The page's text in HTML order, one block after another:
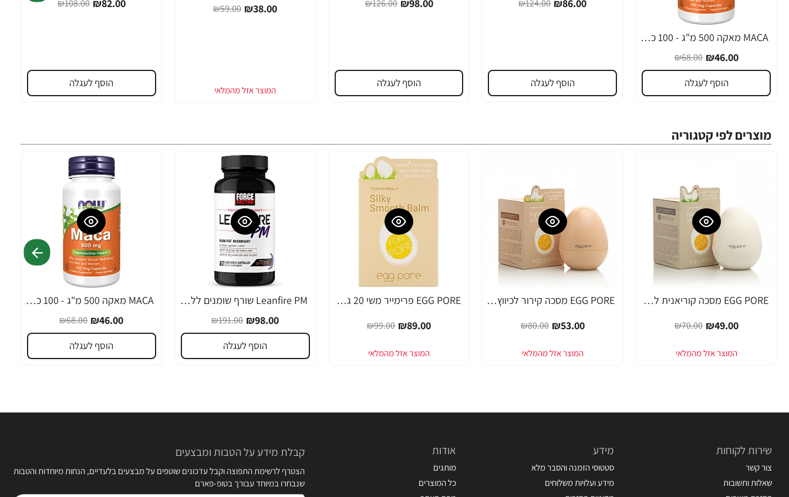
-32%
MACA מאקה 500 מ"ג - 100 כמוסות - מבית NOW FOODS
₪46.00
₪68.00
הוסף לעגלה
₪86.00
₪124.00
הוסף לעגלה
₪98.00
₪126.00
הוסף לעגלה
₪38.00
₪59.00
₪82.00
₪108.00
הוסף לעגלה
מוצרים לפי קטגוריה
-30%
EGG PORE מסכה קוריאנית לניקוי ראשים שחורים 30 גרם - מבית Tony Moly
₪49.00
₪70.00
-34%
EGG PORE מסכה קירור לכיווץ נקבוביות 30 גרם - מבית Tony Moly
₪53.00
₪80.00
-10%
EGG PORE פרימייר משי 20 גרם - מבית Tony Moly
₪89.00
₪99.00
-49%
Leanfire PM שורף שומנים ללילה 60 כמוסות צמחיות - מבית Force Factor
₪98.00
₪191.00
הוסף לעגלה
-32%
MACA מאקה 500 מ"ג - 100 כמוסות - מבית NOW FOODS
₪46.00
₪68.00
הוסף לעגלה
שירות לקוחות
צור קשר
שאלות ותשובות
מידע
סטטוסי הזמנה והסבר מלא
מידע ועלויות משלוחים
אודות
מותגים
כל המוצרים
קבלת מידע על הטבות ומבצעים
הצטרף לרשימת התפוצה וקבל עדכונים שוטפים על מבצעים בלעדיים, הנחות מיוחדות והטבות
שנבחרו במיוחד עבורך בטופ-פארם